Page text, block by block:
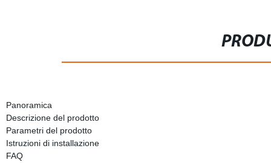
Panoramica
Descrizione del prodotto
Parametri del prodotto
Istruzioni di installazione
FAQ